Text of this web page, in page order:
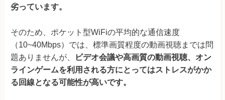
劣っています。
そのため、ポケット型WiFiの平均的な通信速度
（10~40Mbps）では、標準画質程度の動画視聴までは問
題ありませんが、
ビデオ会議や高画質の動画視聴、オン
ラインゲームを利用される方にとってはストレスがかか
る回線となる可能性が高いです。